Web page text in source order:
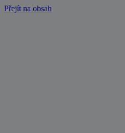
Přejít na obsah